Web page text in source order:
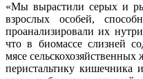
«Мы вырастили серых и
взрослых особей,
проанализировали их
что в биомассе слизней
мясе
перистальтику